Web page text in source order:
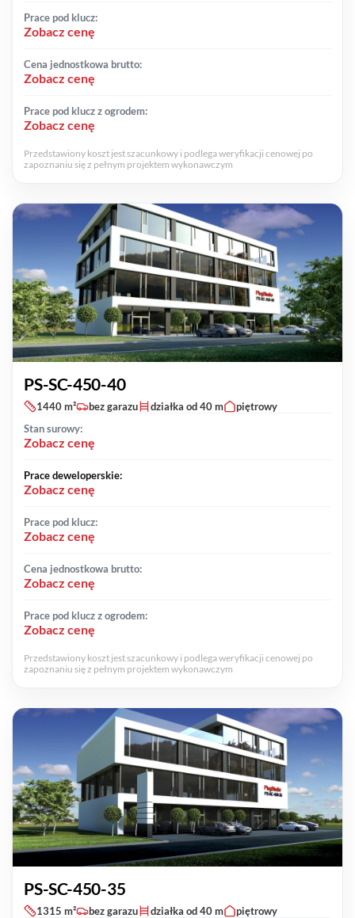
Prace pod klucz:
Zobacz cenę
Cena jednostkowa brutto:
Zobacz cenę
Prace pod klucz z ogrodem:
Zobacz cenę
Przedstawiony koszt jest szacunkowy i podlega weryfikacji cenowej po
zapoznaniu się z pełnym projektem wykonawczym
PS-SC-450-40
1440 m² bez garazu działka od 40 m
piętrowy
Stan surowy:
Zobacz cenę
Prace deweloperskie:
Zobacz cenę
Prace pod klucz:
Zobacz cenę
Cena jednostkowa brutto:
Zobacz cenę
Prace pod klucz z ogrodem:
Zobacz cenę
Przedstawiony koszt jest szacunkowy i podlega weryfikacji cenowej po
zapoznaniu się z pełnym projektem wykonawczym
PS-SC-450-35
1315 m² bez garazu działka od 40 m piętrowy